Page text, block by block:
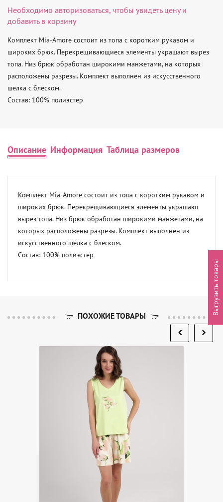
Необходимо авторизоваться, чтобы увидеть цену и
добавить в корзину
Комплект Mia-Amore состоит из топа с коротким рукавом и
широких брюк. Перекрещивающиеся элементы украшают вырез
топа. Низ брюк обработан широкими манжетами, на которых
расположены разрезы. Комплект выполнен из искусственного
шелка с блеском.
Состав: 100% полиэстер
Описание Информация Таблица размеров
Комплект Mia-Amore состоит из топа с коротким рукавом и
широких брюк. Перекрещивающиеся элементы украшают
вырез топа. Низ брюк обработан широкими манжетами, на
которых расположены разрезы. Комплект выполнен из
искусственного шелка с блеском.
Состав: 100% полиэстер
ПОХОЖИЕ ТОВАРЫ
Выгрузить товары